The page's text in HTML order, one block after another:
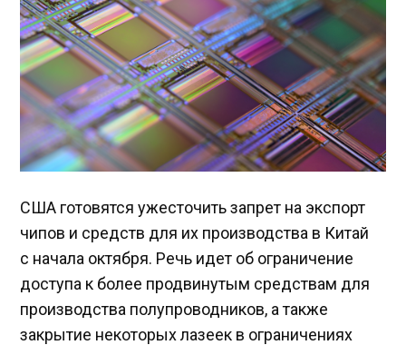
США готовятся ужесточить запрет на экспорт
чипов и средств для их производства в Китай
с начала октября. Речь идет об ограничение
доступа к более продвинутым средствам для
производства полупроводников, а также
закрытие некоторых лазеек в ограничениях